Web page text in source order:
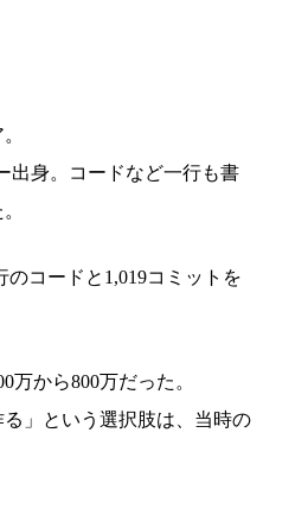
出身。コードなど一行も書
のコードと1,019コミットを
万から800万だった。
る」という選択肢は、当時の